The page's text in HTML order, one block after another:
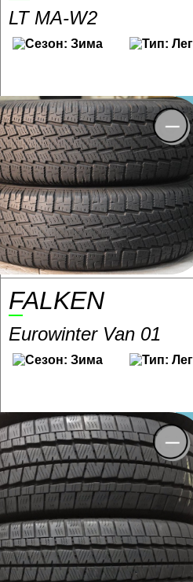
LT MA-W2
FALKEN
Eurowinter Van 01